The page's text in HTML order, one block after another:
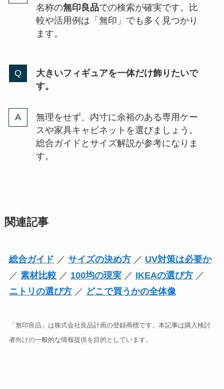
名称の無印良品での検索が確実です。比
較や活用例は「無印」でも多く見つかり
ます。
大きいフィギュアを一体だけ飾りたいで
す。
無理をせず、内寸に余裕のある専用ケー
スや家具キャビネットを選びましょう。
総合ガイドとサイズ解説が参考になりま
す。
関連記事
総合ガイド ／ サイズの決め方／ UV対策は必要か
／ 素材比較／ 100均の現実／ IKEAの選び方／
ニトリの選び方／ どこで買うかの全体像
「無印良品」は株式会社良品計画の登録商標です。本記事は購入検討
者向けの一般的な情報提供を目的としています。